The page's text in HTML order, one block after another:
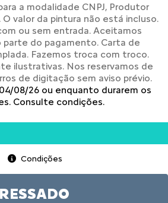
a modalidade CNPJ, Produtor
O valor da pintura não está incluso.
ou sem entrada. Aceitamos
parte do pagamento. Carta de
Fazemos troca com troco.
ilustrativas. Nos reservamos de
de digitação sem aviso prévio.
08/26 ou enquanto durarem os
Consulte condições.
Condições